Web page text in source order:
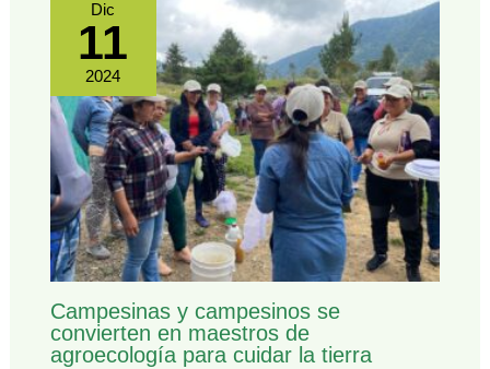
Dic
11
2024
Campesinas y campesinos se
convierten en maestros de
agroecología para cuidar la tierra